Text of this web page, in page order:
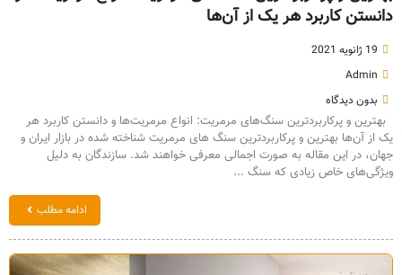
دانستن کاربرد هر یک از آن‌ها
19 ژانویه 2021
Admin
بدون دیدگاه
بهترین و پرکاربردترین سنگ‌های مرمریت: انواع مرمریت‌ها و دانستن کاربرد هر
یک از آن‌ها بهترین و پرکاربردترین سنگ های مرمریت شناخته شده در بازار ایران و
جهان، در این مقاله به صورت اجمالی معرفی خواهند شد. سازندگان به دلیل
ویژگی‌های خاص زیادی که سنگ ...
ادامه مطلب